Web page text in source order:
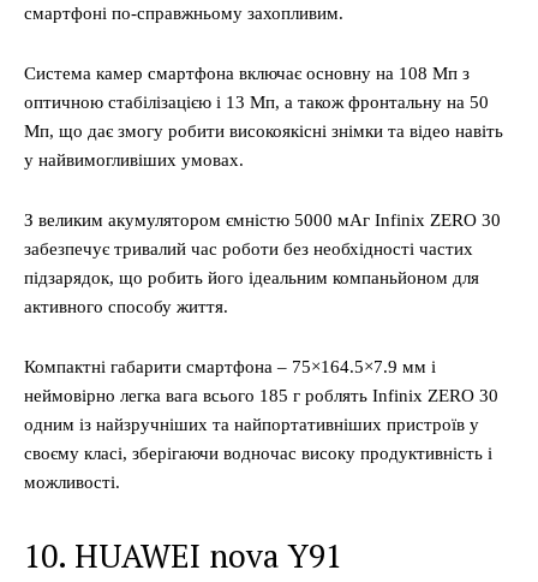
смартфоні по-справжньому захопливим.
Система камер смартфона включає основну на 108 Мп з
оптичною стабілізацією і 13 Мп, а також фронтальну на 50
Мп, що дає змогу робити високоякісні знімки та відео навіть
у найвимогливіших умовах.
З великим акумулятором ємністю 5000 мАг Infinix ZERO 30
забезпечує тривалий час роботи без необхідності частих
підзарядок, що робить його ідеальним компаньйоном для
активного способу життя.
Компактні габарити смартфона – 75×164.5×7.9 мм і
неймовірно легка вага всього 185 г роблять Infinix ZERO 30
одним із найзручніших та найпортативніших пристроїв у
своєму класі, зберігаючи водночас високу продуктивність і
можливості.
10. HUAWEI nova Y91